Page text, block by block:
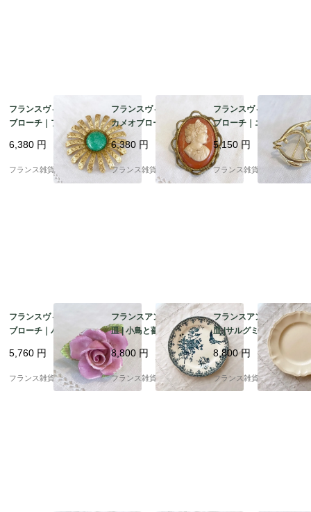
フランスヴィンテージ
ブローチ｜フラワーモ
チーフ 翡翠 ゴールドメ
タル 上品なライトグリ
ーン |1900年代中頃～
6,380 円
フランス雑貨chouchou
フランスヴィンテージ
カメオブローチ｜女性
の横顔 CAMEO セルロ
イド製 |1930-40年頃
6,380 円
フランス雑貨chouchou
フランスヴィンテージ
ブローチ｜エンゼルフ
ィッシュ 魚 ゴールドト
ーン Trifari |1900年代
中頃～後半
5,150 円
フランス雑貨chouchou
フランスヴィンテージ
ブローチ｜パステルピ
ンク 薔薇型 陶器製 ハ
ンドメイド |1900年代
中頃～後半
5,760 円
フランス雑貨chouchou
フランスアンティーク
皿 | 小鳥と薔薇柄 深い
ブルー Terre de Fer 平
皿 | 1900年代初頭
8,800 円
フランス雑貨chouchou
フランスアンティーク
皿 |サルグミンヌ窯 Sar
reguemines 花リム 温
かみのあるエクリュカ
ラー | 1920-50年頃
8,800円
フランス雑貨chouchou